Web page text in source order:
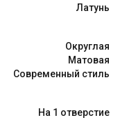
Латунь
Округлая
Матовая
Современный стиль
На 1 отверстие